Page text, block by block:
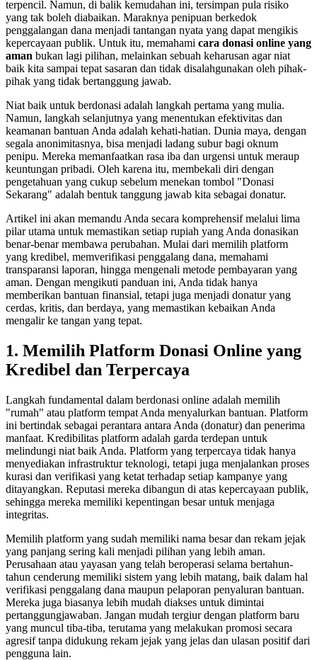
terpencil. Namun, di balik kemudahan ini, tersimpan pula risiko
yang tak boleh diabaikan. Maraknya penipuan berkedok
penggalangan dana menjadi tantangan nyata yang dapat mengikis
kepercayaan publik. Untuk itu, memahami cara donasi online yang
aman bukan lagi pilihan, melainkan sebuah keharusan agar niat
baik kita sampai tepat sasaran dan tidak disalahgunakan oleh pihak-
pihak yang tidak bertanggung jawab.
Niat baik untuk berdonasi adalah langkah pertama yang mulia.
Namun, langkah selanjutnya yang menentukan efektivitas dan
keamanan bantuan Anda adalah kehati-hatian. Dunia maya, dengan
segala anonimitasnya, bisa menjadi ladang subur bagi oknum
penipu. Mereka memanfaatkan rasa iba dan urgensi untuk meraup
keuntungan pribadi. Oleh karena itu, membekali diri dengan
pengetahuan yang cukup sebelum menekan tombol "Donasi
Sekarang" adalah bentuk tanggung jawab kita sebagai donatur.
Artikel ini akan memandu Anda secara komprehensif melalui lima
pilar utama untuk memastikan setiap rupiah yang Anda donasikan
benar-benar membawa perubahan. Mulai dari memilih platform
yang kredibel, memverifikasi penggalang dana, memahami
transparansi laporan, hingga mengenali metode pembayaran yang
aman. Dengan mengikuti panduan ini, Anda tidak hanya
memberikan bantuan finansial, tetapi juga menjadi donatur yang
cerdas, kritis, dan berdaya, yang memastikan kebaikan Anda
mengalir ke tangan yang tepat.
1. Memilih Platform Donasi Online yang
Kredibel dan Terpercaya
Langkah fundamental dalam berdonasi online adalah memilih
"rumah" atau platform tempat Anda menyalurkan bantuan. Platform
ini bertindak sebagai perantara antara Anda (donatur) dan penerima
manfaat. Kredibilitas platform adalah garda terdepan untuk
melindungi niat baik Anda. Platform yang terpercaya tidak hanya
menyediakan infrastruktur teknologi, tetapi juga menjalankan proses
kurasi dan verifikasi yang ketat terhadap setiap kampanye yang
ditayangkan. Reputasi mereka dibangun di atas kepercayaan publik,
sehingga mereka memiliki kepentingan besar untuk menjaga
integritas.
Memilih platform yang sudah memiliki nama besar dan rekam jejak
yang panjang sering kali menjadi pilihan yang lebih aman.
Perusahaan atau yayasan yang telah beroperasi selama bertahun-
tahun cenderung memiliki sistem yang lebih matang, baik dalam hal
verifikasi penggalang dana maupun pelaporan penyaluran bantuan.
Mereka juga biasanya lebih mudah diakses untuk dimintai
pertanggungjawaban. Jangan mudah tergiur dengan platform baru
yang muncul tiba-tiba, terutama yang melakukan promosi secara
agresif tanpa didukung rekam jejak yang jelas dan ulasan positif dari
pengguna lain.